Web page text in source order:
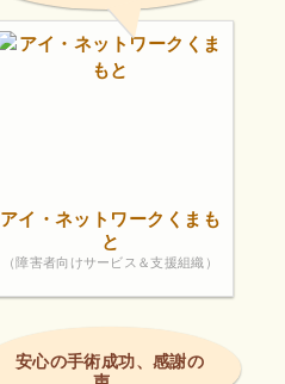
アイ・ネットワークくまも
と
（障害者向けサービス＆支援組織）
安心の手術成功、感謝の